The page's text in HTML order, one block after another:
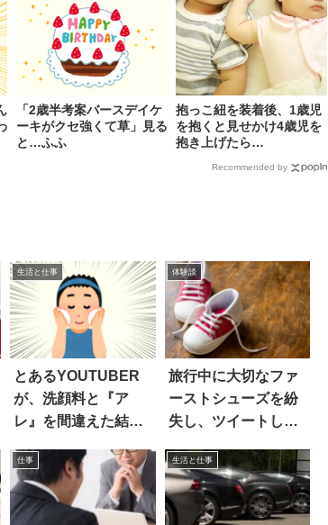
「2歳半考案バースデイケ
ーキがクセ強くて草」見る
と…ふふ
抱っこ紐を装着後、1歳児
を抱くと見せかけ4歳児を
抱き上げたら…
Recommended by
生活と仕事
とあるYOUTUBER
が、洗顔料と『ア
レ』を間違えた結
体験談
旅行中に大切なファ
ーストシューズを紛
失し、ツイートした
仕事 生活と仕事